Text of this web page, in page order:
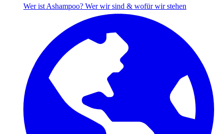
Wer ist Ashampoo? Wer wir sind & wofür wir stehen